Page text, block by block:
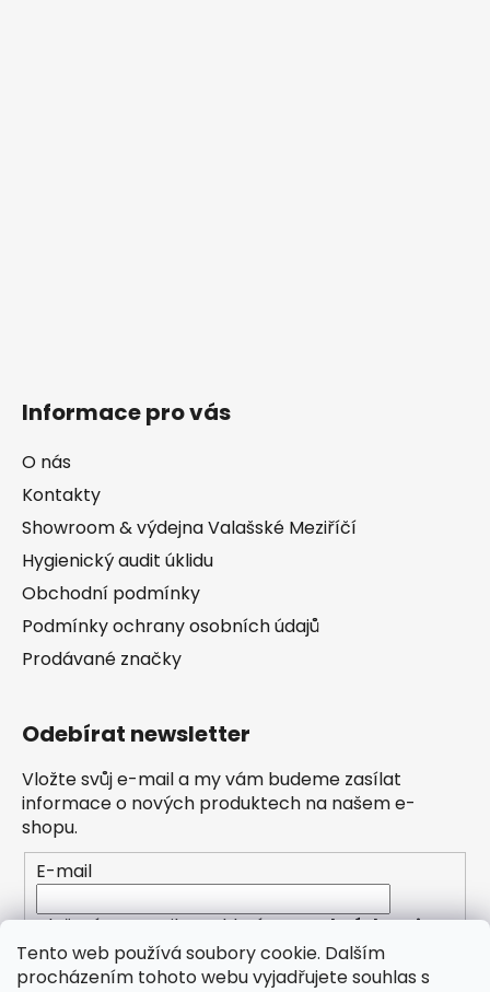
Tento web používá soubory cookie. Dalším
procházením tohoto webu vyjadřujete souhlas s
Informace pro vás
O nás
Kontakty
Showroom & výdejna Valašské Meziříčí
Hygienický audit úklidu
Obchodní podmínky
Podmínky ochrany osobních údajů
Prodávané značky
Odebírat newsletter
Vložte svůj e-mail a my vám budeme zasílat
informace o nových produktech na našem e-
shopu.
E-mail
Vložením e-mailu souhlasíte spodmínkami
ochrany osobních údajů